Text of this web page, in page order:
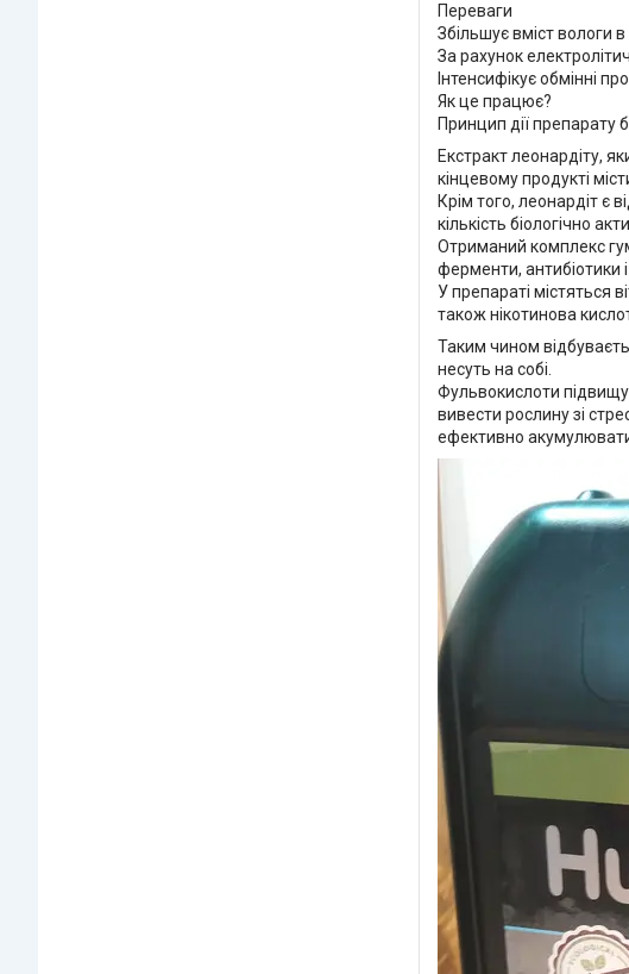
Переваги
Збільшує вміст вологи
За рахунок
Інтенсифікує обмінні
Як це працює?
Принцип дії препарату
Екстракт леонардіту,
кінцевому продукті
Крім того, леонардіт є
кількість біологічно
Отриманий комплекс
ферменти, антибіотики
У препараті містяться
також нікотинова
Таким чином
несуть на собі.
Фульвокислоти
вивести рослину зі
ефективно акумулювати